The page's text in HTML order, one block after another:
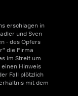
erschlagen in
und Sven
- des Opfers
die Firma
im Streit um
Hinweis
Fall plötzlich
mit dem